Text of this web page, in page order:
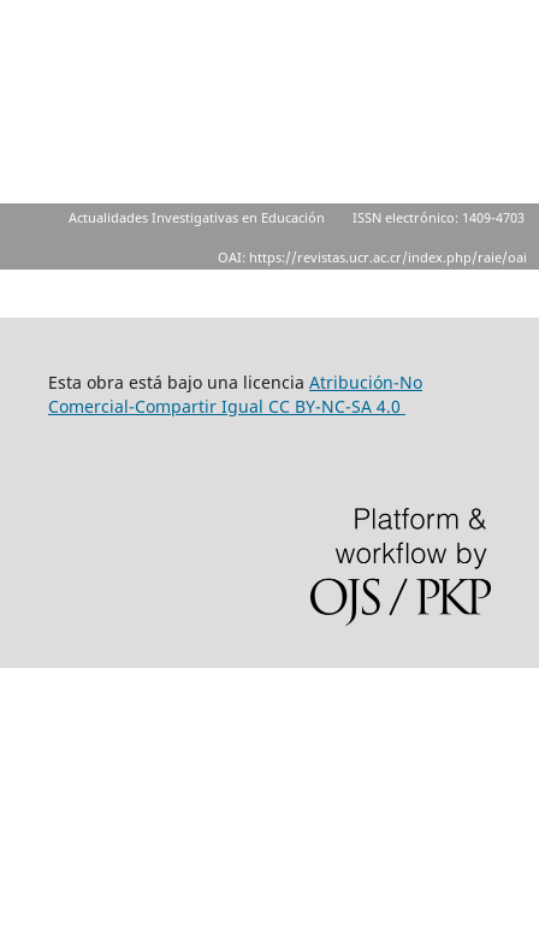
Actualidades Investigativas en Educación ISSN electrónico: 1409-4703
OAI: https://revistas.ucr.ac.cr/index.php/raie/oai
Esta obra está bajo una licencia Atribución-No
Comercial-Compartir Igual CC BY-NC-SA 4.0